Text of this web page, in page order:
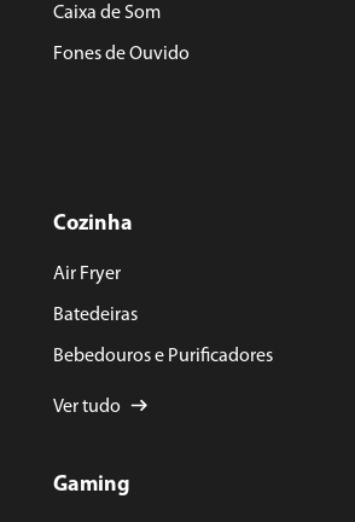
Caixa de Som
Fones de Ouvido
Cozinha
Air Fryer
Batedeiras
Bebedouros e Purificadores
Ver tudo
Gaming